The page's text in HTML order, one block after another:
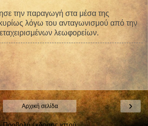
την παραγωγή στα μέσα της
λόγω του ανταγωνισμού από την
λεωφορείων.
›
Αρχική σελίδα